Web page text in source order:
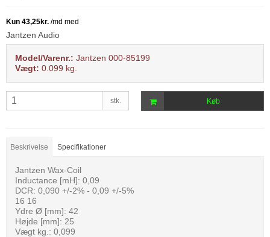
Jantzen Audio
Model/Varenr.: Jantzen 000-85199
Vægt: 0.099 kg.
stk. Køb
Beskrivelse Specifikationer
Jantzen Wax-Coil
Inductance [mH]: 0,09
DCR: 0,090 +/-2% - 0,09 +/-5%
16 16
Ydre Ø [mm]: 42
Højde [mm]: 25
Vægt kg.: 0,099